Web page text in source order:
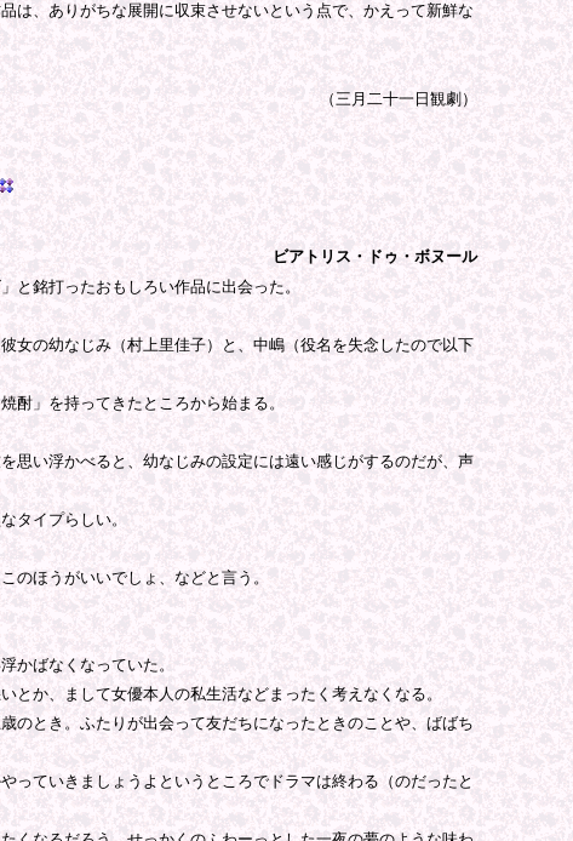
は、ありがちな展開に収束させないという点で、かえって新鮮な
（三月二十一日 観劇）
ビアトリス・ドゥ・ボヌール
銘打ったおもしろい作品に出会った。
女の幼なじみ（村上里佳子）と、中嶋（役名を失念したので以下
」を持ってきたところから始まる。
思い浮かべると、幼なじみの設定には遠い感じがするのだが、声
タイプらしい。
ほうがいいでしょ、などと言う。
かばなくなっていた。
か、まして女優本人の私生活などまったく考えなくなる。
のとき。ふたりが出会って友だちになったときのことや、ばばち
ていきましょうよというところでドラマは終わる（のだったと